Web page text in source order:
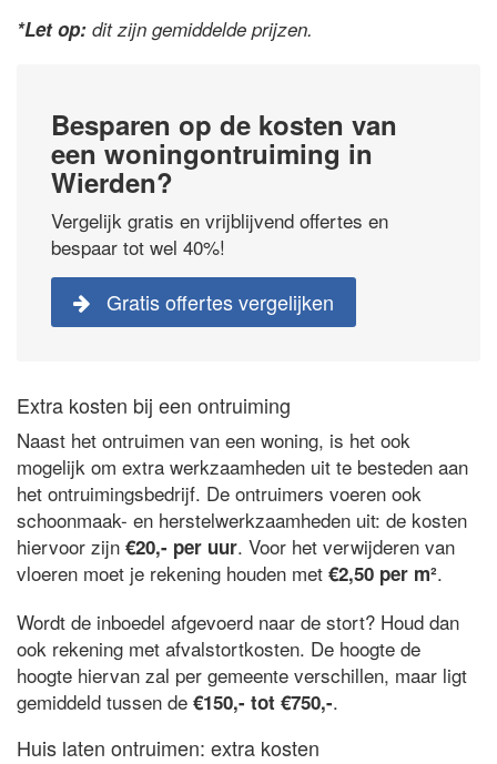
*Let op: dit zijn gemiddelde prijzen.
Besparen op de kosten van
een woningontruiming in
Wierden?
Vergelijk gratis en vrijblijvend offertes en
bespaar tot wel 40%!
Gratis offertes vergelijken
Extra kosten bij een ontruiming
Naast het ontruimen van een woning, is het ook
mogelijk om extra werkzaamheden uit te besteden aan
het ontruimingsbedrijf. De ontruimers voeren ook
schoonmaak- en herstelwerkzaamheden uit: de kosten
hiervoor zijn €20,- per uur. Voor het verwijderen van
vloeren moet je rekening houden met €2,50 per m².
Wordt de inboedel afgevoerd naar de stort? Houd dan
ook rekening met afvalstortkosten. De hoogte de
hoogte hiervan zal per gemeente verschillen, maar ligt
gemiddeld tussen de €150,- tot €750,-.
Huis laten ontruimen: extra kosten